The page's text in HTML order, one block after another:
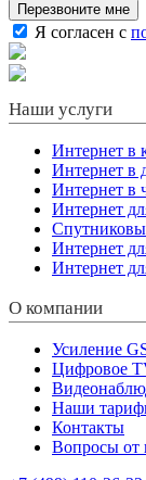
Перезвоните мне
Я согласен с
Наши услуги
Интернет в
Интернет в
Интернет в
Интернет
Интернет
Интернет
О компании
Усиление
Цифровое
Наши
Контакты
Вопросы от